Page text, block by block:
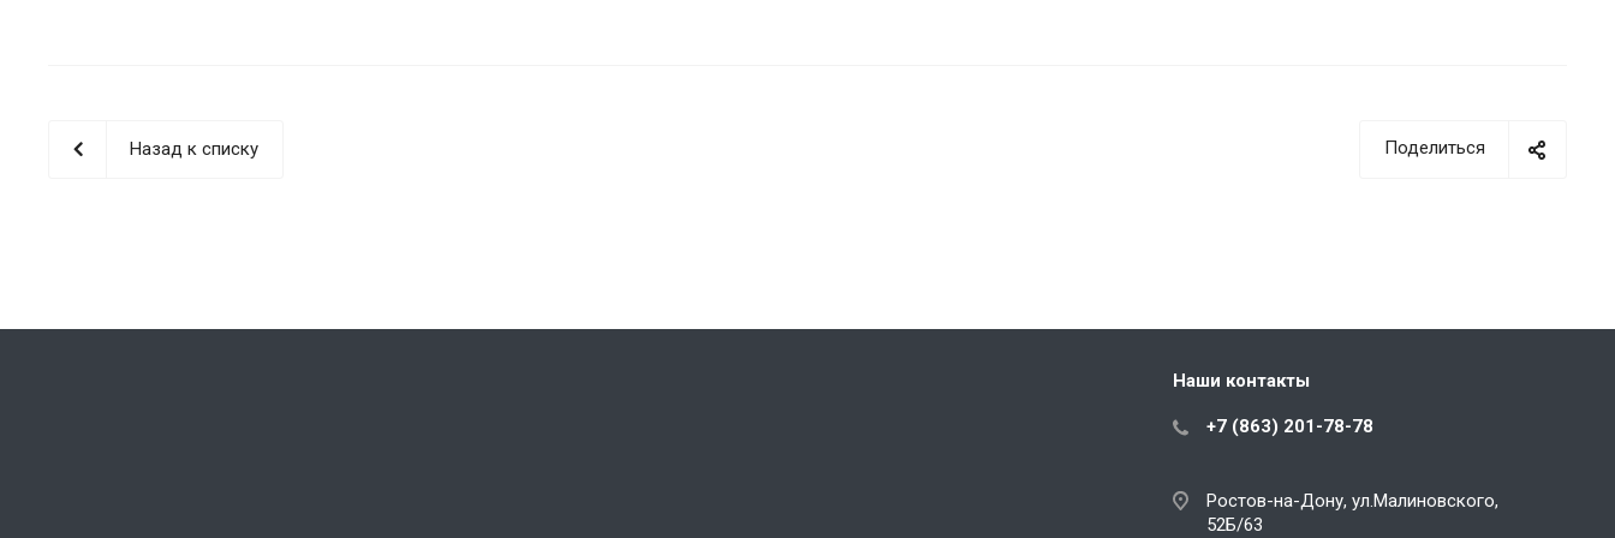
Поделиться
Назад к списку
Наши контакты
+7 (863) 201-78-78
Ростов-на-Дону, ул.Малиновского,
52Б/63